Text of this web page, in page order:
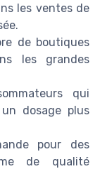
les ventes de
de boutiques
les grandes
qui
dosage plus
pour des
de qualité